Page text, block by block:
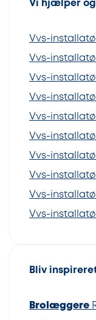
Vi hjælper
Vvs-
Vvs-
Vvs-
Vvs-
Vvs-
Vvs-
Vvs-
Vvs-
Vvs-
Vvs-
Bliv
Brolæggere